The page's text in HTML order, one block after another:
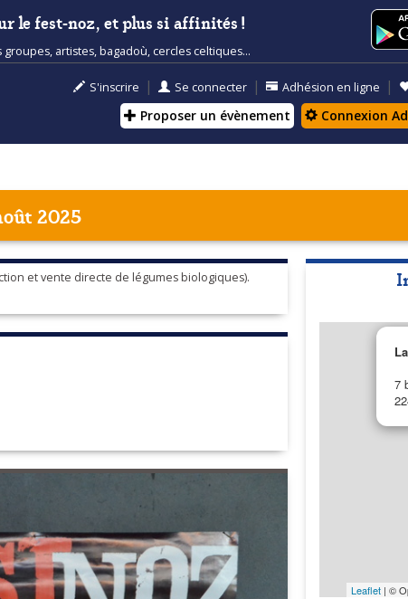
le fest-noz, et plus si affinités !
artistes, bagadoù, cercles celtiques...
S'inscrire | Se connecter | Adhésion en ligne |
Proposer un évènement Connexion
2025
et vente directe de légumes biologiques).
7
Leaflet| ©